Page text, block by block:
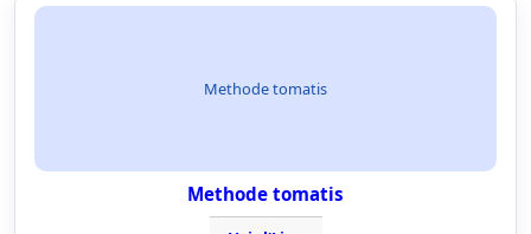
Methode tomatis
Methode tomatis